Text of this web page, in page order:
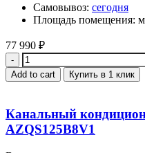
Самовывоз: сегодня
Площадь помещения:
77 990 ₽
Quantity
Add to cart Купить в 1 клик
Канальный
AZQS125B8V1